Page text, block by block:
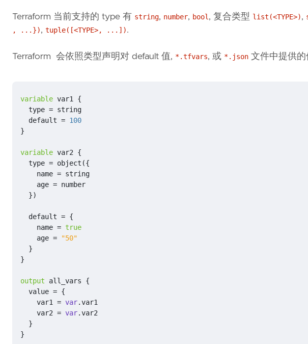
Terraform 当前支持的 type 有 string, number, bool , 复合类型 list(<TYPE>),
, ...}), tuple([<TYPE>, ...]).
Terraform 会依照类型声明对 default 值, *.tfvars, 或 *.json 文件中提供
variable var1 {
type = string
default = 100
}
variable var2 {
type = object ({
name = string
age = number
})
default = {
name = true
age =
"50"
}
}
output all_vars
{
value = {
var1 = var.var1
var2 = var.var2
}
}